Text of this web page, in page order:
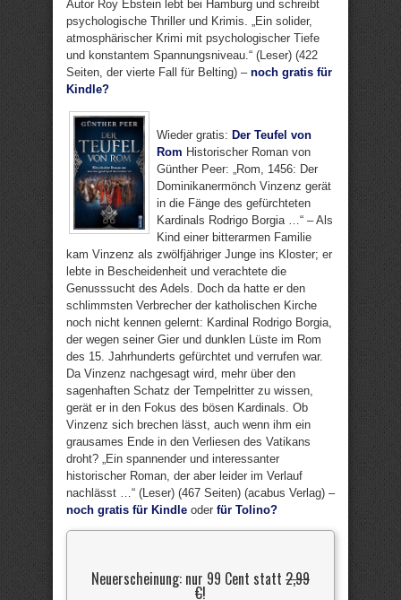
Autor Roy Ebstein lebt bei Hamburg und schreibt
psychologische Thriller und Krimis. „Ein solider,
atmosphärischer Krimi mit psychologischer Tiefe
und konstantem Spannungsniveau.“ (Leser) (422
Seiten, der vierte Fall für Belting) – noch gratis für
Kindle?
Wieder gratis: Der Teufel von
Rom Historischer Roman von
Günther Peer: „Rom, 1456: Der
Dominikanermönch Vinzenz gerät
in die Fänge des gefürchteten
Kardinals Rodrigo Borgia …“ – Als
Kind einer bitterarmen Familie
kam Vinzenz als zwölfjähriger Junge ins Kloster; er
lebte in Bescheidenheit und verachtete die
Genusssucht des Adels. Doch da hatte er den
schlimmsten Verbrecher der katholischen Kirche
noch nicht kennen gelernt: Kardinal Rodrigo Borgia,
der wegen seiner Gier und dunklen Lüste im Rom
des 15. Jahrhunderts gefürchtet und verrufen war.
Da Vinzenz nachgesagt wird, mehr über den
sagenhaften Schatz der Tempelritter zu wissen,
gerät er in den Fokus des bösen Kardinals. Ob
Vinzenz sich brechen lässt, auch wenn ihm ein
grausames Ende in den Verliesen des Vatikans
droht? „Ein spannender und interessanter
historischer Roman, der aber leider im Verlauf
nachlässt …“ (Leser) (467 Seiten) (acabus Verlag) –
noch gratis für Kindle oder für Tolino?
Neuerscheinung: nur 99 Cent statt 2,99
€!